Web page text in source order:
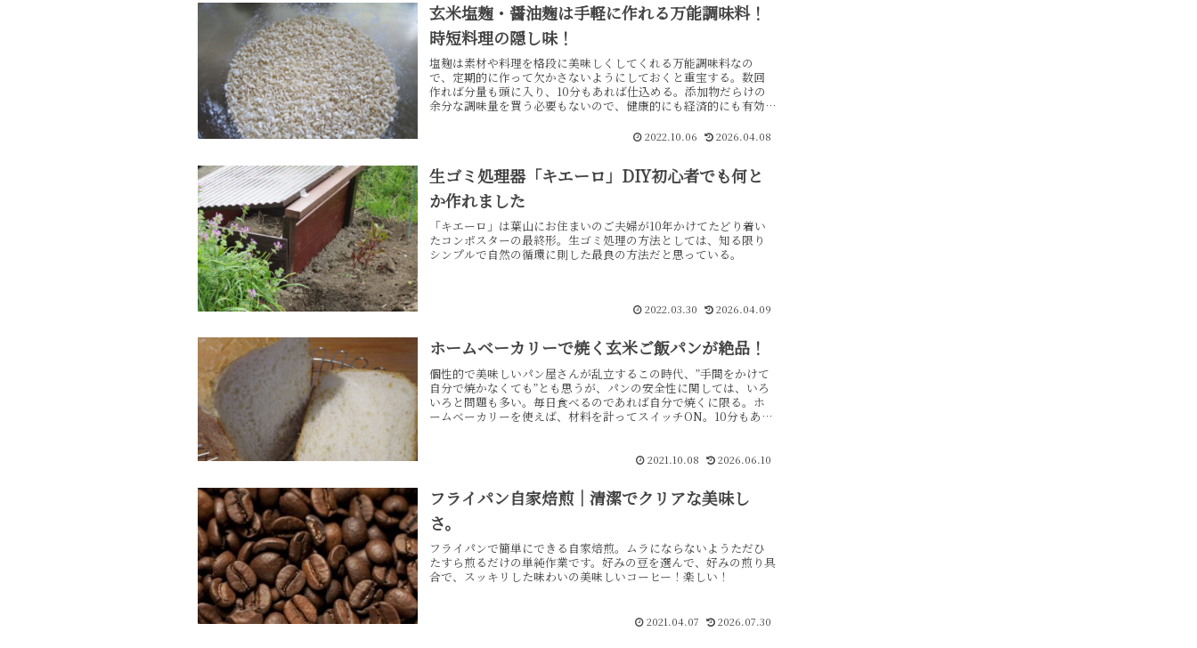
玄米塩麹・醤油麹は手軽に作れる万能調味料！
時短料理の隠し味！
塩麹は素材や料理を格段に美味しくしてくれる万能調味料なの
で、定期的に作って欠かさないようにしておくと重宝する。数回
作れば分量も頭に入り、10分もあれば仕込める。添加物だらけの
余分な調味量を買う必要もないので、健康的にも経済的にも有効
2022.10.06 2026.04.08
生ゴミ処理器「キエーロ」DIY初心者でも何と
か作れました
「キエーロ」は葉山にお住まいのご夫婦が10年かけてたどり着い
たコンポスターの最終形。生ゴミ処理の方法としては、知る限り
シンプルで自然の循環に則した最良の方法だと思っている。
2022.03.30 2026.04.09
ホームベーカリーで焼く玄米ご飯パンが絶品！
個性的で美味しいパン屋さんが乱立するこの時代、”手間をかけて
自分で焼かなくても”とも思うが、パンの安全性に関しては、いろ
いろと問題も多い。毎日食べるのであれば自分で焼くに限る。ホ
ームベーカリーを使えば、材料を計ってスイッチON。10分もあれ
2021.10.08 2026.06.10
フライパン自家焙煎｜清潔でクリアな美味し
さ。
フライパンで簡単にできる自家焙煎。ムラにならないようただひ
たすら煎るだけの単純作業です。好みの豆を選んで、好みの煎り具
合で、スッキリした味わいの美味しいコーヒー！楽しい！
2021.04.07 2026.07.30